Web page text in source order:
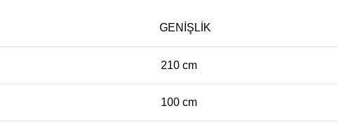
GENIŞLIK
210 cm
100 cm